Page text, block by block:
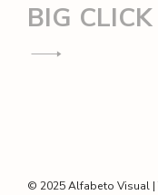
BIG CLICK
© 2025 Alfabeto Visual |